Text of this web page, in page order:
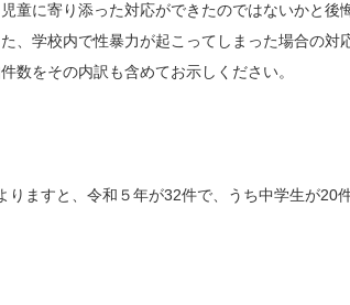
童に寄り添った対応ができたのではないかと後
学校内で性暴力が起こってしまった場合の対
をその内訳も含めてお示しください。
すと、令和５年が32件で、うち中学生が20